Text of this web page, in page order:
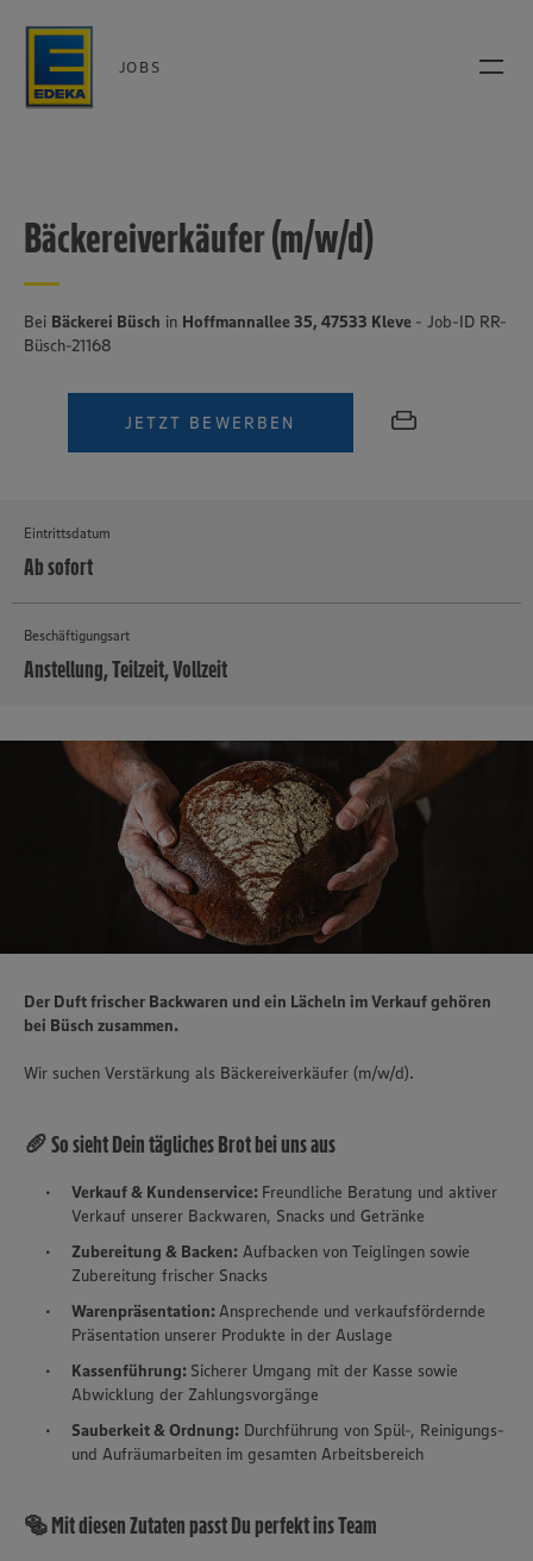
JOBS
Bäckereiverkäufer (m/w/d)
Bei Bäckerei Büsch in Hoffmannallee 35, 47533 Kleve - Job-ID RR-
Büsch-21168
JETZT BEWERBEN
Eintrittsdatum
Ab sofort
Beschäftigungsart
Anstellung, Teilzeit, Vollzeit
Der Duft frischer Backwaren und ein Lächeln im Verkauf gehören
bei Büsch zusammen.
Wir suchen Verstärkung als Bäckereiverkäufer (m/w/d).
🥖 So sieht Dein tägliches Brot bei uns aus
Verkauf & Kundenservice: Freundliche Beratung und aktiver
Verkauf unserer Backwaren, Snacks und Getränke
Zubereitung & Backen: Aufbacken von Teiglingen sowie
Zubereitung frischer Snacks
Warenpräsentation:Ansprechende und verkaufsfördernde
Präsentation unserer Produkte in der Auslage
Kassenführung: Sicherer Umgang mit der Kasse sowie
Abwicklung der Zahlungsvorgänge
Sauberkeit & Ordnung: Durchführung von Spül-, Reinigungs-
und Aufräumarbeiten im gesamten Arbeitsbereich
🥯 Mit diesen Zutaten passt Du perfekt ins Team